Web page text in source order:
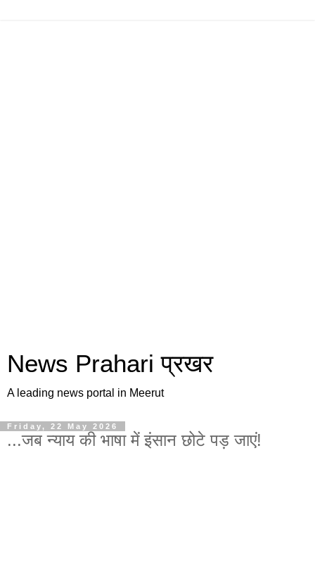
News Prahari प्रखर
A leading news portal in Meerut
Friday, 22 May 2026
...जब न्याय की भाषा में इंसान छोटे पड़ जाएं!